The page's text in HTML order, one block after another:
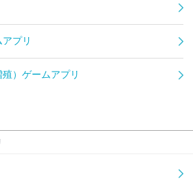
プリ
）ゲームアプリ